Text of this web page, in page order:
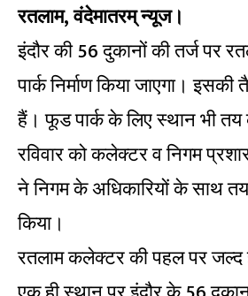
रतलाम, वंदेमातरम् न्यूज।
इंदौर की 56 दुकानों की तर्ज पर
पार्क निर्माण किया जाएगा। इसकी
हैं। फूड पार्क के लिए स्थान भी तय
रविवार को कलेक्टर व निगम
ने निगम के अधिकारियों के साथ तय
किया।
रतलाम कलेक्टर की पहल पर जल्द